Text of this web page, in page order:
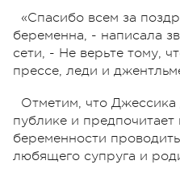
«Спасибо всем за
беременна, - написала
сети, - Не верьте тому,
прессе, леди и
Отметим, что Джессика
публике и
беременности
любящего супруга и